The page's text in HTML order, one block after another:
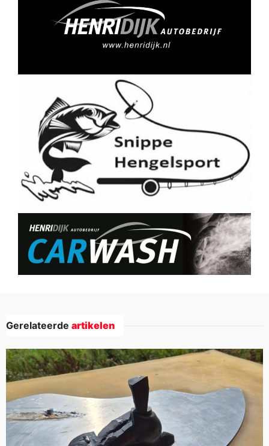
Gerelateerde artikelen